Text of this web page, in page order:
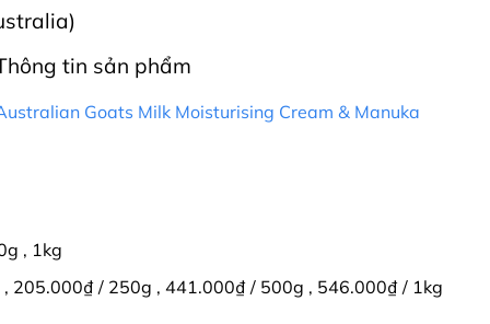
tin sản phẩm
Goats Milk Moisturising Cream & Manuka
, 1kg
, 205.000₫ / 250g , 441.000₫ / 500g , 546.000₫ / 1kg